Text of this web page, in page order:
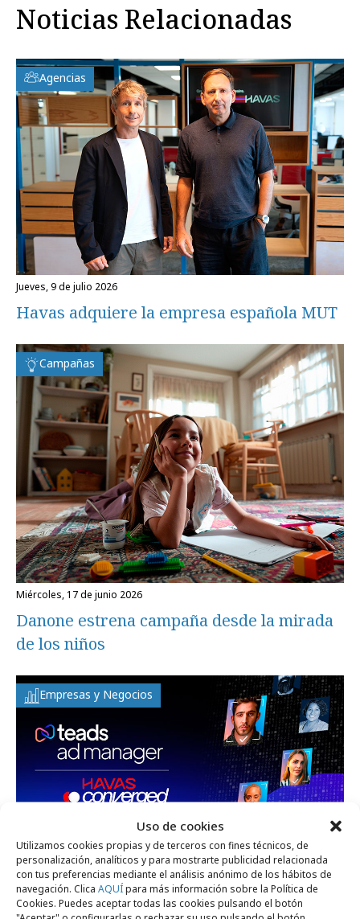
Uso de cookies
Utilizamos cookies propias y de terceros con fines técnicos, de
personalización, analíticos y para mostrarte publicidad relacionada
con tus preferencias mediante el análisis anónimo de los hábitos de
navegación. Clica AQUÍpara más información sobre la Política de
Cookies. Puedes aceptar todas las cookies pulsando el botón
Noticias Relacionadas
Agencias
jueves, 9 de julio 2026
Havas adquiere la empresa española MUT
Campañas
miércoles, 17 de junio 2026
Danone estrena campaña desde la mirada
de los niños
Empresas y Negocios
miércoles, 3 de junio 2026